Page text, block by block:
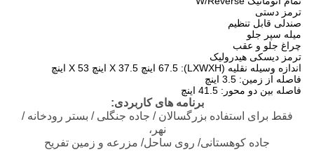
ترمز دستی
صندلی قابل تنظیم
میله سپر جلو
چراغ جلو و عقب
ترمز دیسکی هیدرولیک
اندازه وسیله نقلیه (LXWXH): 67.5 اینچ X 37.5 اینچ X 53 اینچ
فاصله از زمین: 3.5 اینچ
فاصله بین دو محور: 41.5 اینچ
برنامه های کاربردی:
فقط برای استفاده بزرگسالان / جاده جنگلی / بستر رودخانه /
نهر،
جاده کوهستانی/ روی ساحل/ مزرعه و زمین تفریح